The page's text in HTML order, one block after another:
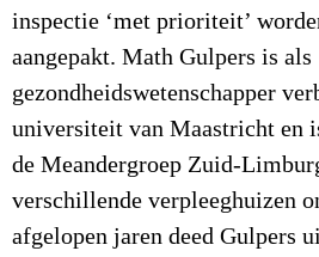
inspectie ‘met prioriteit’
aangepakt. Math Gulpers is als
gezondheidswetenschapper
universiteit van Maastricht en
de Meandergroep Zuid-
verschillende verpleeghuizen
afgelopen jaren deed Gulpers